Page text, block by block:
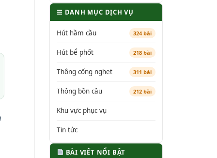
☰ DANH MỤC DỊCH VỤ
Hút hầm cầu 324 bài
Hút bể phốt 218 bài
Thông cống nghẹt 311 bài
Thông bồn cầu 212 bài
Khu vực phục vụ
Tin tức
BÀI VIẾT NỔI BẬT